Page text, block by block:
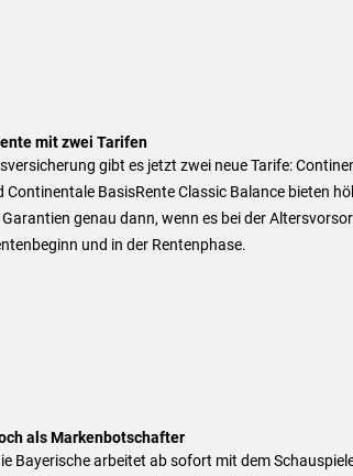
mit zwei Tarifen
gibt es jetzt zwei neue Tarife:
Continentale BasisRente Classic Balance bieten
genau dann, wenn es bei der
und in der Rentenphase.
als Markenbotschafter
Bayerische arbeitet ab sofort mit dem